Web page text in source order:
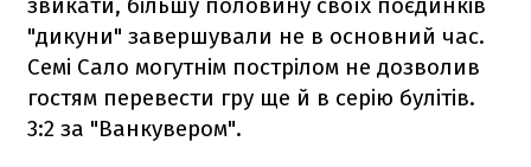
"дикуни" завершували не в основний час.
Семі Сало могутнім пострілом не дозволив
гостям перевести гру ще й в серію булітів.
3:2 за "Ванкувером".